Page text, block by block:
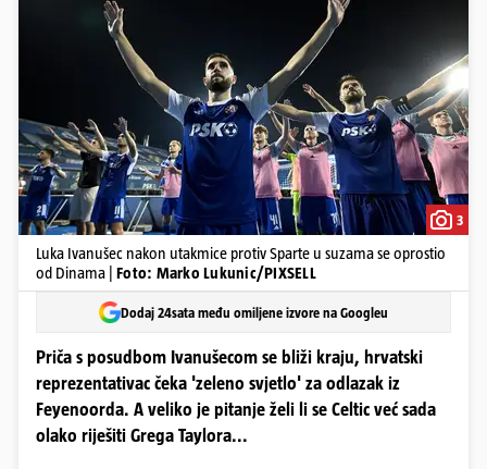
3
Luka Ivanušec nakon utakmice protiv Sparte u suzama se oprostio
od Dinama | Foto: Marko Lukunic/PIXSELL
Dodaj 24sata među omiljene izvore na Googleu
Priča s posudbom Ivanušecom se bliži kraju, hrvatski
reprezentativac čeka 'zeleno svjetlo' za odlazak iz
Feyenoorda. A veliko je pitanje želi li se Celtic već sada
olako riješiti Grega Taylora...